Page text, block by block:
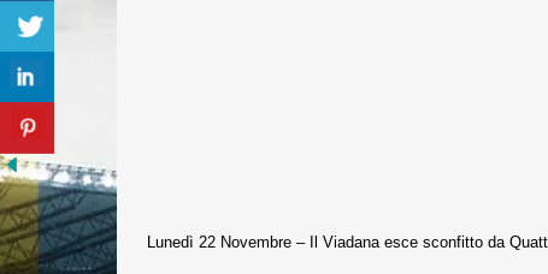
Lunedì 22 Novembre – Il Viadana esce sconfitto da